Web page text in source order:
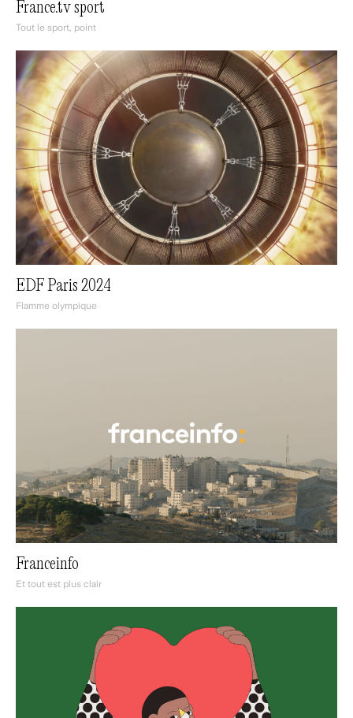
France.tv sport
Tout le sport, point
EDF Paris 2024
Flamme olympique
Franceinfo
Et tout est plus clair